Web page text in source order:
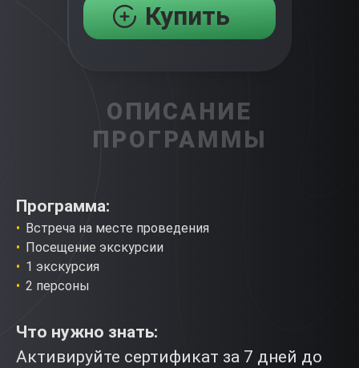
Купить
ОПИСАНИЕ
ПРОГРАММЫ
Программа:
Встреча на месте проведения
Посещение экскурсии
1 экскурсия
2 персоны
Что нужно знать:
Активируйте сертификат за 7 дней до